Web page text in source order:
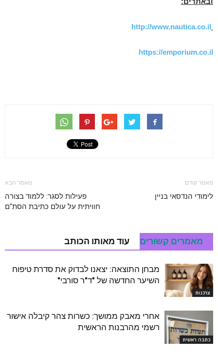
http://www.nautica.co.il
https://emporium.co.il
מאמר קודם
לימודי הנדסאי בניין
מאמר הבא
פעילות לסגר: ללמוד בצורה
חוויתית על עולם כתיבת הסת"ם
מאמרים קשורים עוד מאותו הכותב
צרכנות
מבחן התוצאה: יצאנו לבדוק את סדרת טיפוח
השיער החדשה של "ד"ר סורבי"
כתבה ראשית
אחרי מאבק ממושך: כשרות צהר קיבלה אישור
רשמי מהרבנות הראשית